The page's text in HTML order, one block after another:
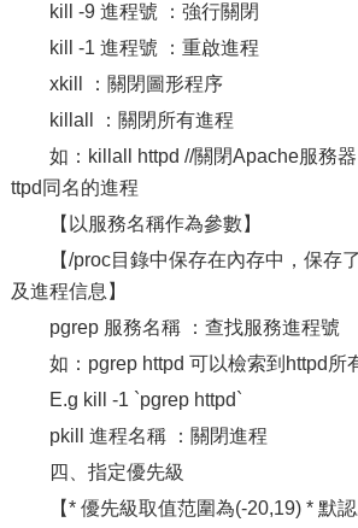
kill -9 進程號 ：強行關閉
kill -1 進程號 ：重啟進程
xkill ：關閉圖形程序
killall ：關閉所有進程
如：killall httpd //關閉Apache服務
ttpd同名的進程
【以服務名稱作為參數】
【/proc目錄中保存在內存中，保存
及進程信息】
pgrep 服務名稱 ：查找服務進程號
如：pgrep httpd 可以檢索到httpd所
E.g kill -1 `pgrep httpd`
pkill 進程名稱 ：關閉進程
四、指定優先級
【* 優先級取值范圍為(-20,19) * 默